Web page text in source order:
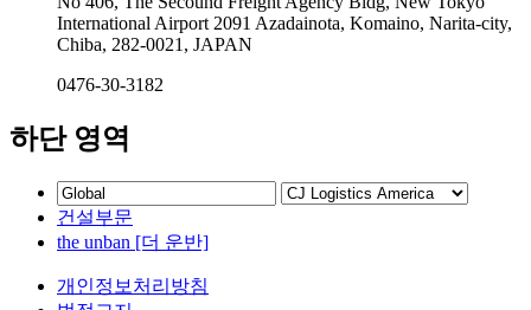
International Airport 2091 Azadainota, Komaino, Narita-city,
Chiba, 282-0021, JAPAN
0476-30-3182
하단 영역
건설부문
the unban [더 운반]
개인정보처리방침